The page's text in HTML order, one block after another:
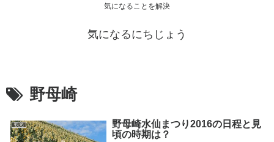
気になることを解決
気になるにちじょう
野母崎
観光
野母崎水仙まつり2016の日程と見
頃の時期は？